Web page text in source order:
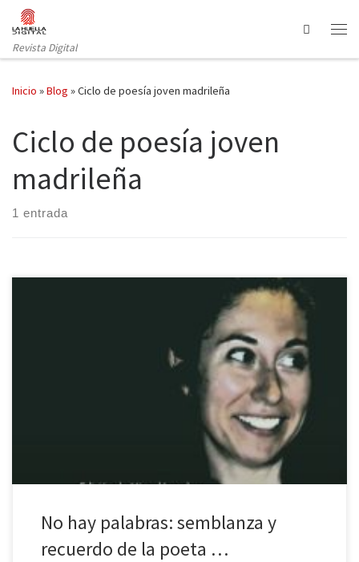
Saltar al contenido
Revista Digital
Search
Inicio »Blog »Ciclo de poesía joven madrileña
Ciclo de poesía joven
madrileña
1 entrada
Ampara un roble, Carmen Jodra Davó, tu sueño eterno. (Parque
Cementerio la Paz. Poema de Jesús Munárriz) En el año 1999, una
joven poeta de 19 años llamada Carmen Jodra ganó el XIV Premio
Hiperión de Poesía con su obra Las moras agraces (reeditado en
No hay palabras: semblanza y
recuerdo de la poeta …